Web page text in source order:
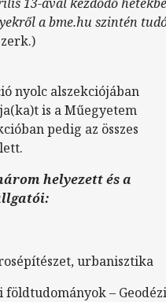
a bme.hu szintén
nyolc alszekciójában
is a Műegyetem
pedig az összes
helyezett és a
urbanisztika
földtudományok –